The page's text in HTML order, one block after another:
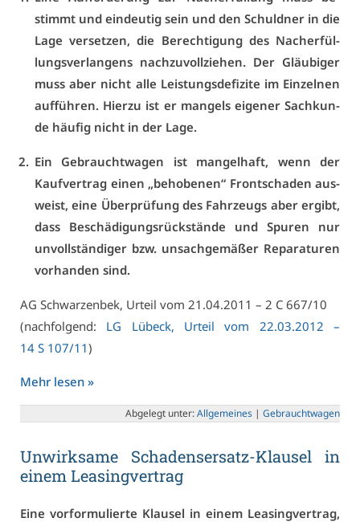
stimmt und ein­deu­tig sein und den Schuld­ner in die
La­ge ver­set­zen, die Be­rech­ti­gung des Nach­er­fül­
lungs­ver­lan­gens nach­zu­voll­zie­hen. Der Gläu­bi­ger
muss aber nicht al­le Leis­tungs­de­fi­zi­te im Ein­zel­nen
auf­füh­ren. Hier­zu ist er man­gels ei­ge­ner Sach­kun­
de häu­fig nicht in der La­ge.
Ein Ge­braucht­wa­gen ist man­gel­haft, wenn der
Kauf­ver­trag ei­nen „be­ho­be­nen“ Front­scha­den aus­
weist, ei­ne Über­prü­fung des Fahr­zeugs aber er­gibt,
dass Be­schä­di­gungs­rück­stän­de und Spu­ren nur
un­voll­stän­di­ger bzw. un­sach­ge­mä­ßer Re­pa­ra­tu­ren
vor­han­den sind.
AG Schwar­zen­bek, Ur­teil vom 21.04.2011 – 2 C 667/10
(nach­fol­gend: LG Lü­beck, Ur­teil vom 22.03.2012 –
14 S 107/11)
Mehr le­sen »
Ab­ge­legt un­ter:All­ge­mei­nes | Ge­braucht­wa­gen
Un­wirk­sa­me Scha­dens­er­satz-Klau­sel in
ei­nem Lea­sing­ver­trag
Ei­ne vor­for­mu­lier­te Klau­sel in ei­nem Lea­sing­ver­trag,